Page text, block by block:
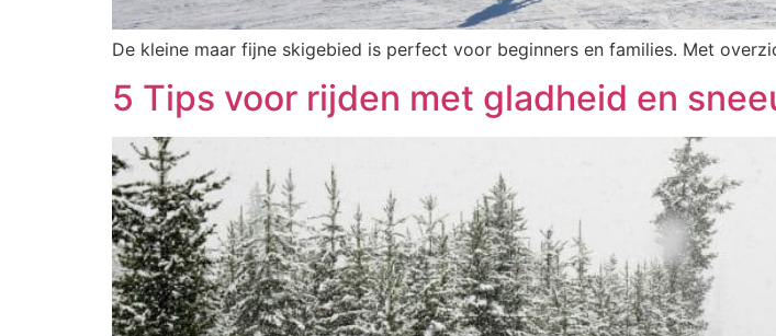
De kleine maar fijne skigebied is perfect voor beginners en families. Met
5 Tips voor rijden met gladheid en